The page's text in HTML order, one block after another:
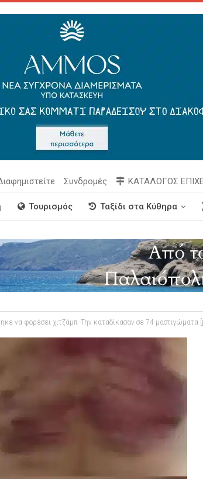
Συνδρομές ΚΑΤΑΛΟΓΟΣ
Τουρισμός Ταξίδι στα Κύθηρα
να φορέσει χιτζάμπ -Την καταδίκασαν σε 74 μαστιγώματα